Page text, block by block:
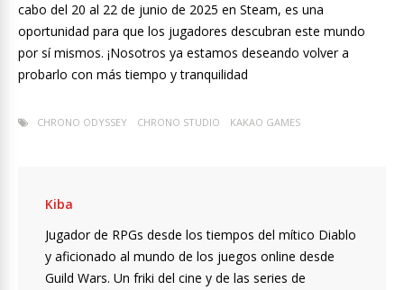
cabo del 20 al 22 de junio de 2025 en Steam, es una
oportunidad para que los jugadores descubran este mundo
por sí mismos. ¡Nosotros ya estamos deseando volver a
probarlo con más tiempo y tranquilidad
CHRONO ODYSSEY CHRONO STUDIO KAKAO GAMES
Kiba
Jugador de RPGs desde los tiempos del mítico Diablo
y aficionado al mundo de los juegos online desde
Guild Wars. Un friki del cine y de las series de